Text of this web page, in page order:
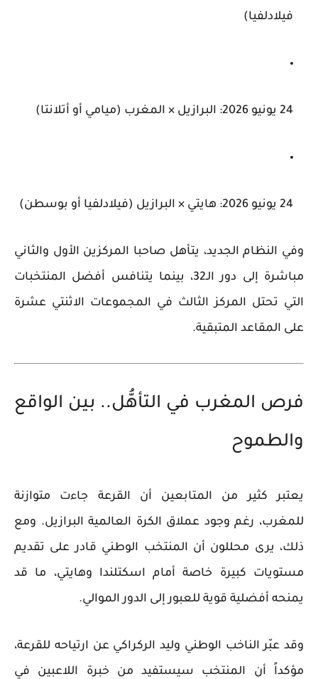
فيلادلفيا)
24 يونيو 2026: البرازيل × المغرب (ميامي أو أتلانتا)
24 يونيو 2026: هايتي × البرازيل (فيلادلفيا أو بوسطن)
وفي النظام الجديد، يتأهل صاحبا المركزين الأول والثاني
مباشرة إلى دور الـ32، بينما يتنافس أفضل المنتخبات
التي تحتل المركز الثالث في المجموعات الاثنتي عشرة
على المقاعد المتبقية.
فرص المغرب في التأهُّل.. بين الواقع
والطموح
يعتبر كثير من المتابعين أن القرعة جاءت متوازنة
للمغرب، رغم وجود عملاق الكرة العالمية البرازيل. ومع
ذلك، يرى محللون أن المنتخب الوطني قادر على تقديم
مستويات كبيرة خاصة أمام اسكتلندا وهايتي، ما قد
يمنحه أفضلية قوية للعبور إلى الدور الموالي.
وقد عبّر الناخب الوطني وليد الركراكي عن ارتياحه للقرعة،
مؤكداً أن المنتخب سيستفيد من خبرة اللاعبين في